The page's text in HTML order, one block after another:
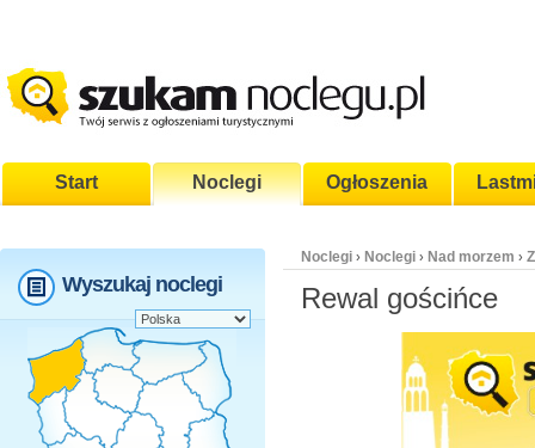
Start Noclegi Ogłoszenia
Wyszukaj noclegi
Noclegi › Noclegi › Nad morzem ›
Rewal gościńce